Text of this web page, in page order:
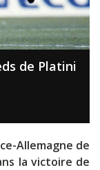
de Platini
Allemagne de
la victoire de